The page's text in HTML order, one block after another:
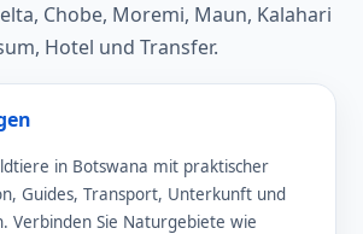
Chobe, Moremi, Maun, Kalahari
Hotel und Transfer.
in Botswana mit praktischer
Guides, Transport, Unterkunft und
Verbinden Sie Naturgebiete wie